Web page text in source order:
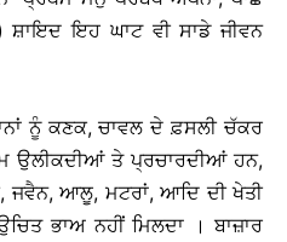
ਸ਼ਾਇਦ ਇਹ ਘਾਟ ਵੀ ਸਾਡੇ ਜੀਵਨ
ਨੂੰ ਕਣਕ, ਚਾਵਲ ਦੇ ਫ਼ਸਲੀ ਚੱਕਰ
ਉਲੀਕਦੀਆਂ ਤੇ ਪ੍ਰਚਾਰਦੀਆਂ ਹਨ,
ਜਵੈਨ, ਆਲੂ, ਮਟਰਾਂ, ਆਦਿ ਦੀ ਖੇਤੀ
ਭਾਅ ਨਹੀਂ ਮਿਲਦਾ । ਬਾਜ਼ਾਰ